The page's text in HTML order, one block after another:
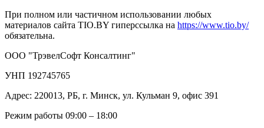
При полном или частичном использовании любых
материалов сайта TIO.BY гиперссылка на https://www.tio.by/
обязательна.
ООО "ТрэвелСофт Консалтинг"
УНП 192745765
Адрес: 220013, РБ, г. Минск, ул. Кульман 9, офис 391
Режим работы 09:00 – 18:00